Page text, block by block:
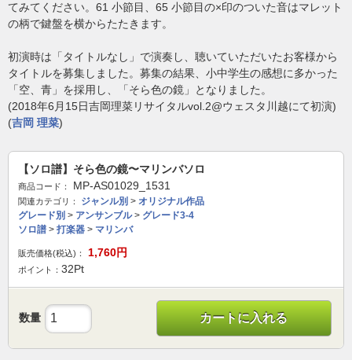
てみてください。61 小節目、65 小節目の×印のついた音はマレット
の柄で鍵盤を横からたたきます。
初演時は「タイトルなし」で演奏し、聴いていただいたお客様から
タイトルを募集しました。募集の結果、小中学生の感想に多かった
「空、青」を採用し、「そら色の鏡」となりました。
(2018年6月15日吉岡理菜リサイタルvol.2@ウェスタ川越にて初演)
(吉岡 理菜)
【ソロ譜】そら色の鏡〜マリンバソロ
商品コード： MP-AS01029_1531
関連カテゴリ： ジャンル別 > オリジナル作品
グレード別 > アンサンブル> グレード3-4
ソロ譜 > 打楽器 > マリンバ
販売価格(税込)： 1,760円
ポイント： 32Pt
数量 カートに入れる